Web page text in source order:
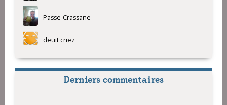
Passe-Crassane
deuit criez
Derniers commentaires